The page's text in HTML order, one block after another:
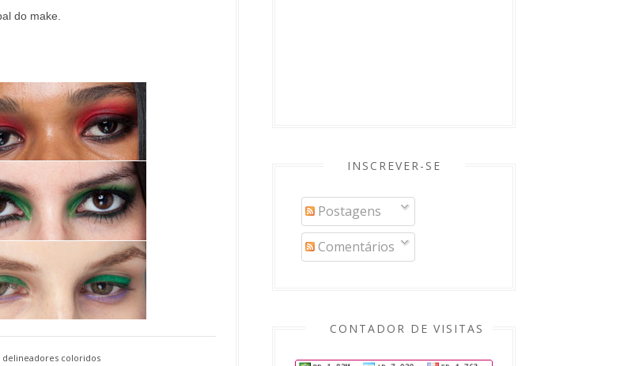
do make.
delineadores coloridos
INSCREVER-SE
Postagens
Comentários
CONTADOR DE VISITAS